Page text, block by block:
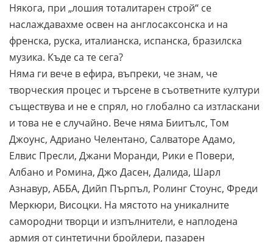
Някога, при „лошия тоталитарен строй“ се
наслаждавахме освен на англосаксонска и на
френска, руска, италианска, испанска, бразилска
музика. Къде са те сега?
Няма ги вече в ефира, въпреки, че знам, че
творческия процес и търсене в съответните култури
съществува и не е спрял, но глобално са изтласкани
и това не е случайно. Вече няма Биитълс, Том
Джоунс, Адриано Челентано, Салваторе Адамо,
Елвис Пресли, Джани Моранди, Рики е Повери,
Албано и Ромина, Джо Дасен, Далида, Шарл
Азнавур, АББА, Дийп Пърпъл, Ролинг Стоунс, Фреди
Меркюри, Висоцки. На мястото на уникалните
самородни творци и изпълнители, е наплодена
армия от синтетични бройлери, пазарен